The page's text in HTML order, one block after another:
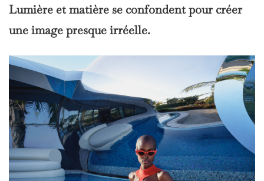
Lumière et matière se confondent pour créer
une image presque irréelle.